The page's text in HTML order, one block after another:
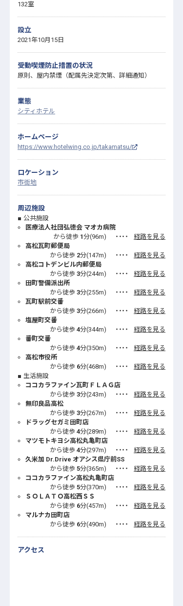
132室
設立
2021年10月15日
受動喫煙防止措置の状況
原則、屋内禁煙（配属先決定次第、詳細通知）
業態
シティホテル
ホームページ
https://www.hotelwing.co.jp/takamatsu/
ロケーション
市街地
周辺施設
公共施設
医療法人社団弘徳会 マオカ病院
から徒歩 1分(96m) ・・・・
経路を見る
高松瓦町郵便局
から徒歩 2分(147m) ・・・・
経路を見る
高松コトデンビル内郵便局
から徒歩 3分(244m) ・・・・
経路を見る
田町警備派出所
から徒歩 3分(255m) ・・・・
経路を見る
瓦町駅前交番
から徒歩 3分(266m) ・・・・
経路を見る
塩屋町交番
から徒歩 4分(344m) ・・・・
経路を見る
番町交番
から徒歩 4分(350m) ・・・・
経路を見る
高松市役所
から徒歩 6分(468m) ・・・・
経路を見る
生活施設
ココカラファイン瓦町ＦＬＡＧ店
から徒歩 3分(243m) ・・・・
経路を見る
無印良品高松
から徒歩 3分(267m) ・・・・
経路を見る
ドラッグセガミ田町店
から徒歩 4分(289m) ・・・・
経路を見る
マツモトキヨシ高松丸亀町店
から徒歩 4分(297m) ・・・・
経路を見る
久米加 Dr.Drive オアシス県庁前SS
から徒歩 5分(365m) ・・・・
経路を見る
ココカラファイン高松丸亀町店
から徒歩 5分(370m) ・・・・
経路を見る
ＳＯＬＡＴＯ高松西ＳＳ
から徒歩 6分(457m) ・・・・
経路を見る
マルナカ田町店
から徒歩 6分(490m) ・・・・ 経路を見る
アクセス